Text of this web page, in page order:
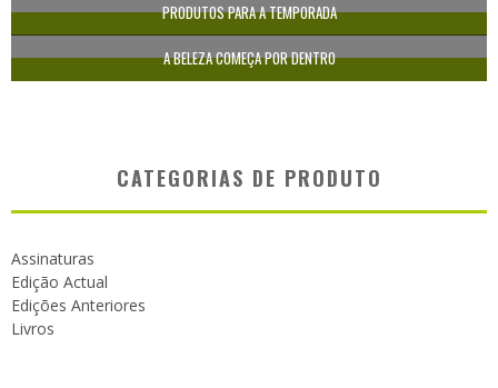
PRODUTOS PARA A TEMPORADA
A BELEZA COMEÇA POR DENTRO
CATEGORIAS DE PRODUTO
Assinaturas
Edição Actual
Edições Anteriores
Livros